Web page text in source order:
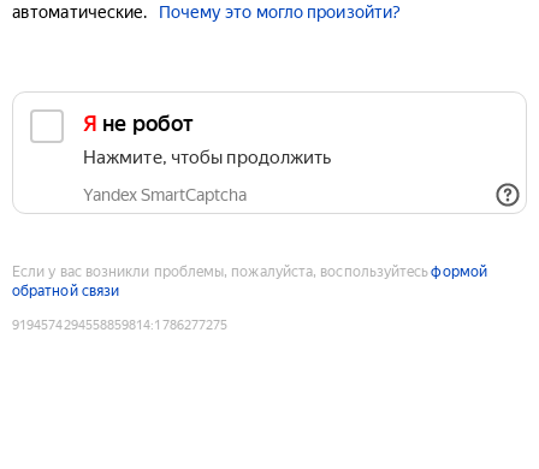
автоматические.
Почему это могло произойти?
Я не робот
Нажмите, чтобы продолжить
Yandex SmartCaptcha
Если у вас возникли проблемы, пожалуйста, воспользуйтесьформой
обратной связи
9194574294558859814:1786277275